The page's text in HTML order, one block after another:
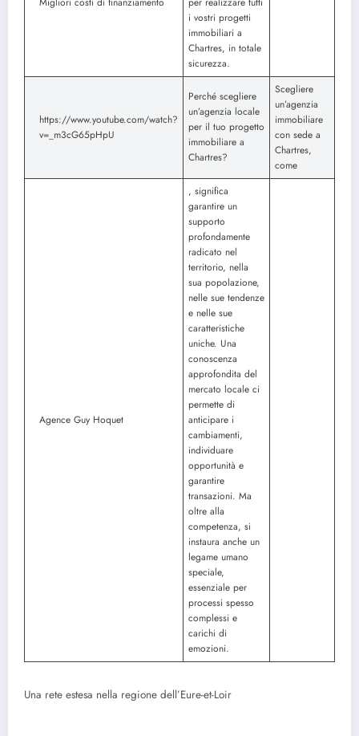
i vostri progetti
immobiliari a
Chartres, in totale
sicurezza.
https://www.youtube.com/watch?
v=_m3cG65pHpU
Perché scegliere
un’agenzia locale
per il tuo progetto
immobiliare a
Chartres?
Scegliere
un’agenzia
immobiliare
con sede a
Chartres,
come
Agence Guy Hoquet
, significa
garantire un
supporto
profondamente
radicato nel
territorio, nella
sua popolazione,
nelle sue tendenze
e nelle sue
caratteristiche
uniche. Una
conoscenza
approfondita del
mercato locale ci
permette di
anticipare i
cambiamenti,
individuare
opportunità e
garantire
transazioni. Ma
oltre alla
competenza, si
instaura anche un
legame umano
speciale,
essenziale per
processi spesso
complessi e
carichi di
emozioni.
Una rete estesa nella regione dell’Eure-et-Loir